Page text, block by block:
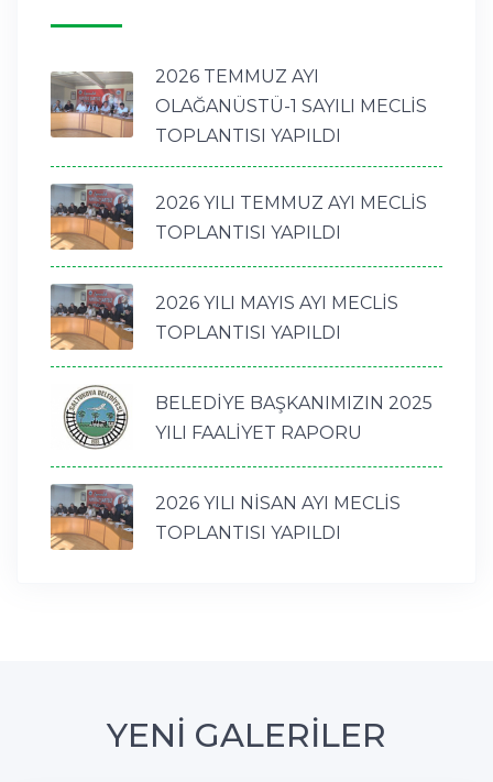
2026 TEMMUZ AYI
OLAĞANÜSTÜ-1 SAYILI MECLİS
TOPLANTISI YAPILDI
2026 YILI TEMMUZ AYI MECLİS
TOPLANTISI YAPILDI
2026 YILI MAYIS AYI MECLİS
TOPLANTISI YAPILDI
BELEDİYE BAŞKANIMIZIN 2025
YILI FAALİYET RAPORU
2026 YILI NİSAN AYI MECLİS
TOPLANTISI YAPILDI
YENİ GALERİLER